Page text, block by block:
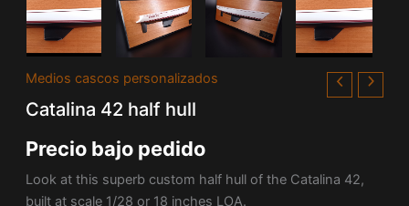
Medios cascos personalizados
Catalina 42 half hull
Precio bajo pedido
Look at this superb custom half hull of the Catalina 42,
built at scale 1/28 or 18 inches LOA.